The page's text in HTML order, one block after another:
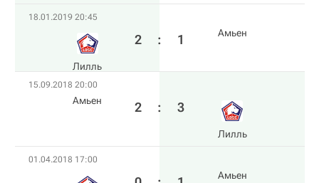
18.01.2019 20:45
Лилль
2 : 1 Амьен
15.09.2018 20:00
Амьен 2 : 3
Лилль
01.04.2018 17:00
Амьен